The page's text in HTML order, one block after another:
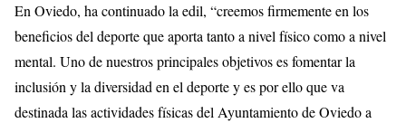
En Oviedo, ha continuado la edil, “creemos firmemente en los
beneficios del deporte que aporta tanto a nivel físico como a nivel
mental. Uno de nuestros principales objetivos es fomentar la
inclusión y la diversidad en el deporte y es por ello que va
destinada las actividades físicas del Ayuntamiento de Oviedo a